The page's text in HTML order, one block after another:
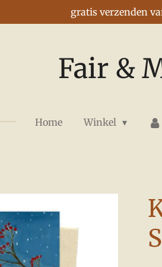
gratis verzenden
Fair &
Home Winkel